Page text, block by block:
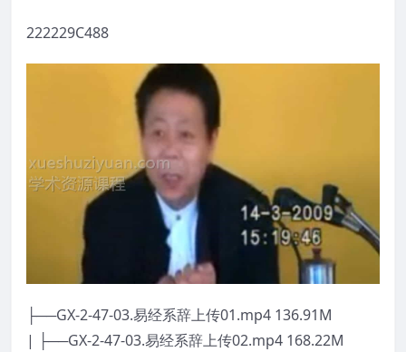
222229C488
├──GX-2-47-03.易经系辞上传01.mp4 136.91M
| ├──GX-2-47-03.易经系辞上传02.mp4 168.22M